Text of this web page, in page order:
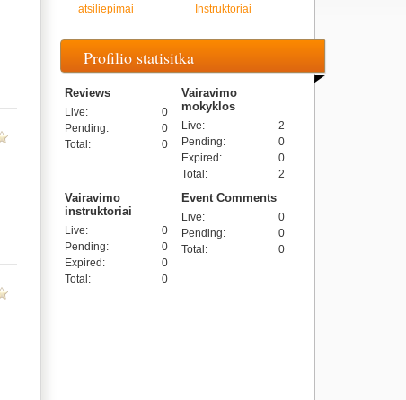
atsiliepimai
Instruktoriai
Profilio statisitka
Reviews
Live:
0
Pending:
0
Total : 0
Vairavimo
mokyklos
Live:
2
Pending:
0
Expired :
0
Total : 2
Vairavimo
instruktoriai
Live:
0
Pending:
0
Expired :
0
Total : 0
Event Comments
Live:
0
Pending:
0
Total : 0